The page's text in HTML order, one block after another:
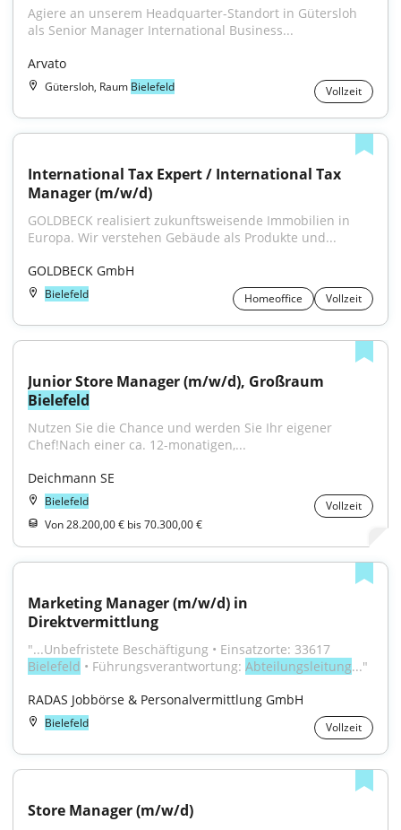
Agiere an unserem Headquarter-Standort in Gütersloh
als Senior Manager International Business...
Arvato
Gütersloh, Raum Bielefeld Vollzeit
International Tax Expert / International Tax
Manager (m/w/d)
GOLDBECK realisiert zukunftsweisende Immobilien in
Europa. Wir verstehen Gebäude als Produkte und...
GOLDBECK GmbH
Bielefeld Homeoffice Vollzeit
Bielefeld
Nutzen Sie die Chance und werden Sie Ihr eigener
Chef!Nach einer ca. 12-monatigen,...
Deichmann SE
Bielefeld
Vollzeit
Von 28.200,00 € bis 70.300,00 €
Marketing Manager (m/w/d) in
Direktvermittlung
Bielefeld • Führungsverantwortung: Abteilungsleitung..."
RADAS Jobbörse & Personalvermittlung GmbH
Bielefeld Vollzeit
Store Manager (m/w/d)